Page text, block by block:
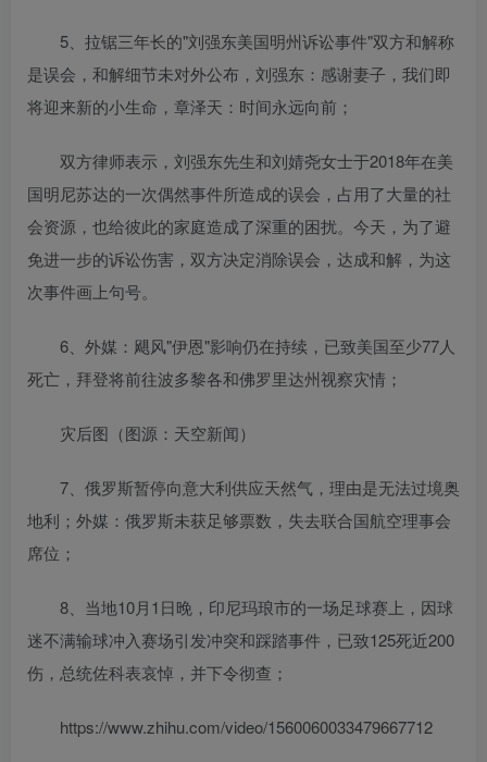
5、拉锯三年长的"刘强东美国明州诉讼事件"双方和解称
是误会，和解细节未对外公布，刘强东：感谢妻子，我们即
将迎来新的小生命，章泽天：时间永远向前；
双方律师表示，刘强东先生和刘婧尧女士于2018年在美
国明尼苏达的一次偶然事件所造成的误会，占用了大量的社
会资源，也给彼此的家庭造成了深重的困扰。今天，为了避
免进一步的诉讼伤害，双方决定消除误会，达成和解，为这
次事件画上句号。
6、外媒：飓风"伊恩"影响仍在持续，已致美国至少77人
死亡，拜登将前往波多黎各和佛罗里达州视察灾情；
灾后图（图源：天空新闻）
7、俄罗斯暂停向意大利供应天然气，理由是无法过境奥
地利；外媒：俄罗斯未获足够票数，失去联合国航空理事会
席位；
8、当地10月1日晚，印尼玛琅市的一场足球赛上，因球
迷不满输球冲入赛场引发冲突和踩踏事件，已致125死近200
伤，总统佐科表哀悼，并下令彻查；
https://www.zhihu.com/video/1560060033479667712